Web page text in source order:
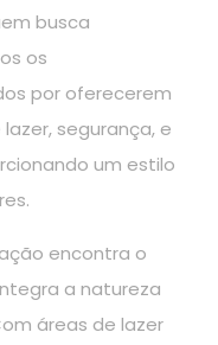
busca
os
por oferecerem
segurança, e
um estilo
encontra o
a natureza
áreas de lazer